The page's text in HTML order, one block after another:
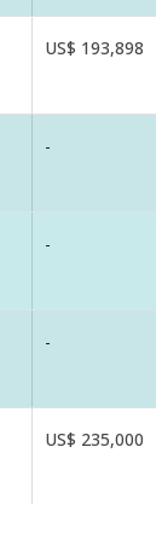
US$ 193,898
-
-
-
US$ 235,000